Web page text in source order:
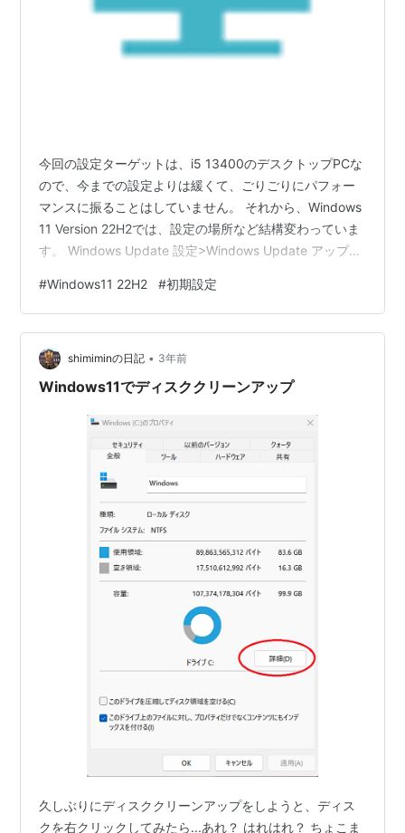
今回の設定ターゲットは、i5 13400のデスクトップPCな
ので、今までの設定よりは緩くて、ごりごりにパフォー
マンスに振ることはしていません。 それから、Windows
11 Version 22H2では、設定の場所など結構変わっていま
す。 Windows Update 設定>Windows Update アップデ
「スタートメニュー>設定>プライバシーとセキュリテ
ィ」を開いて必要無いと思うものをオフにする。何が正
解か分からないので適当に。 パフォーマンスを優先する
設定に 「スタートメニュー>設定>システム>バージョン
情報>システムの詳細設定」…
#Windows11 22H2 #初期設定
shimiminの日記 • 3年前
Windows11でディスククリーンアップ
久しぶりにディスククリーンアップをしようと、ディス
クを右クリックしてみたら...あれ？ はれはれ？ ちょこま